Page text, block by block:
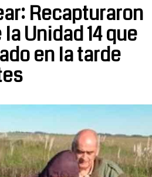
Recapturaron
Unidad 14 que
en la tarde